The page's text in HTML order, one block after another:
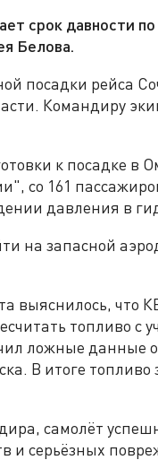
срок давности
Белова.
посадки рейса
Командиру
к посадке в
со 161
давления в
на запасной
выяснилось, что
топливо с
ложные данные
В итоге топливо
самолёт
и серьёзных